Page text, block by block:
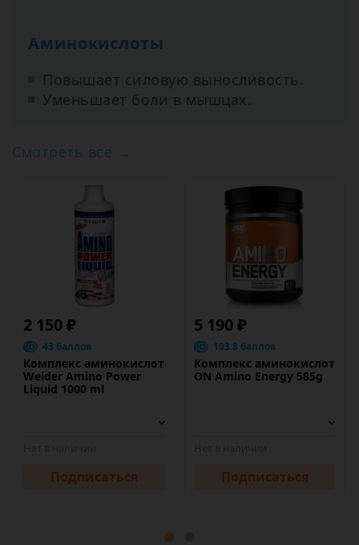
Аминокислоты
Повышает силовую выносливость.
Уменьшает боли в мышцах.
Смотреть все →
2 150 ₽
43 баллов
Комплекс аминокислот
Weider Amino Power
Liquid 1000 ml
Подписаться
5 190 ₽
103.8 баллов
Комплекс аминокислот
ON Amino Energy 585g
Подписаться